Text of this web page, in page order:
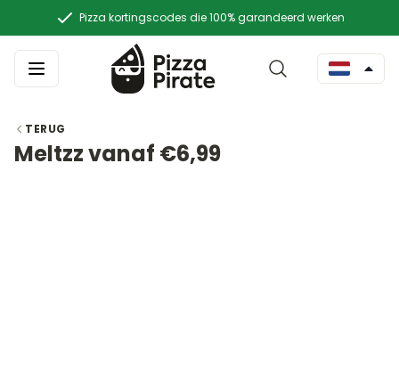
Pizza kortingscodes die 100% garandeerd werken
TERUG
Meltzz vanaf €6,99